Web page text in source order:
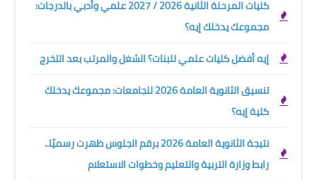
كليات المرحلة الثانية 2026 / 2027 علمي وأدبي بالدرجات:
مجموعك يدخلك إيه؟
إيه أفضل كليات علمي للبنات؟ الشغل والمرتب بعد التخرج
تنسيق الثانوية العامة 2026 للجامعات: مجموعك يدخلك
كلية إيه؟
نتيجة الثانوية العامة 2026 برقم الجلوس ظهرت رسميًا..
رابط وزارة التربية والتعليم وخطوات الاستعلام